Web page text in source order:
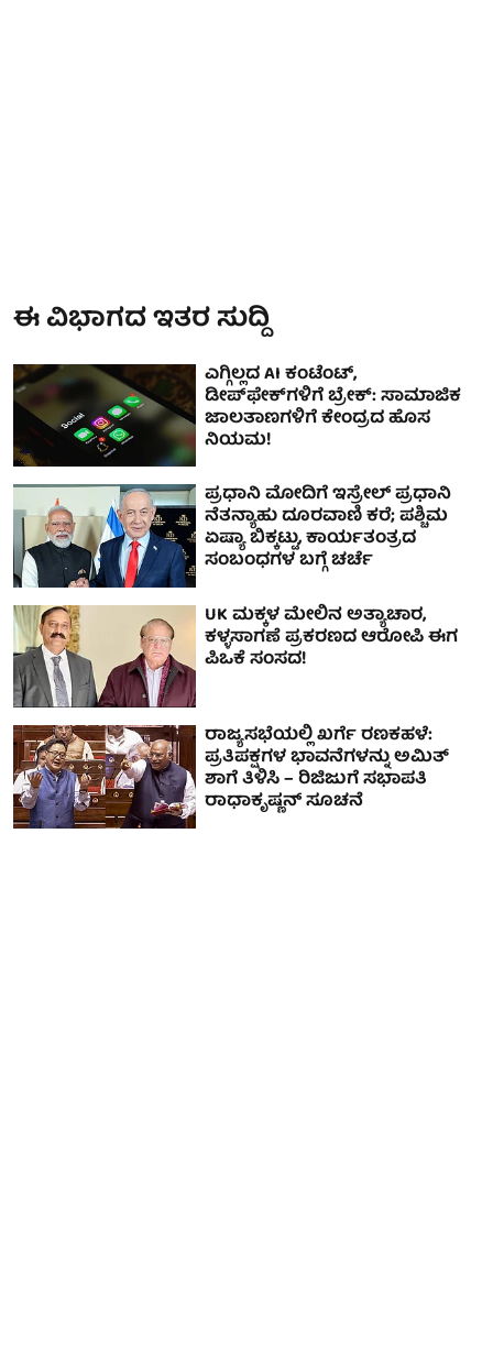
ಈ ವಿಭಾಗದ ಇತರ ಸುದ್ದಿ
ಎಗ್ಗಿಲ್ಲದ AI ಕಂಟೆಂಟ್,
ಡೀಪ್‌ಫೇಕ್‌ಗಳಿಗೆ ಬ್ರೇಕ್: ಸಾಮಾಜಿಕ
ಜಾಲತಾಣಗಳಿಗೆ ಕೇಂದ್ರದ ಹೊಸ
ನಿಯಮ!
ಪ್ರಧಾನಿ ಮೋದಿಗೆ ಇಸ್ರೇಲ್ ಪ್ರಧಾನಿ
ನೆತನ್ಯಾಹು ದೂರವಾಣಿ ಕರೆ; ಪಶ್ಚಿಮ
ಏಷ್ಯಾ ಬಿಕ್ಕಟ್ಟು, ಕಾರ್ಯತಂತ್ರದ
ಸಂಬಂಧಗಳ ಬಗ್ಗೆ ಚರ್ಚೆ
UK ಮಕ್ಕಳ ಮೇಲಿನ ಅತ್ಯಾಚಾರ,
ಕಳ್ಳಸಾಗಣೆ ಪ್ರಕರಣದ ಆರೋಪಿ ಈಗ
ಪಿಒಕೆ ಸಂಸದ!
ರಾಜ್ಯಸಭೆಯಲ್ಲಿ ಖರ್ಗೆ ರಣಕಹಳೆ:
ಪ್ರತಿಪಕ್ಷಗಳ ಭಾವನೆಗಳನ್ನು ಅಮಿತ್
ಶಾಗೆ ತಿಳಿಸಿ – ರಿಜಿಜುಗೆ ಸಭಾಪತಿ
ರಾಧಾಕೃಷ್ಣನ್ ಸೂಚನೆ